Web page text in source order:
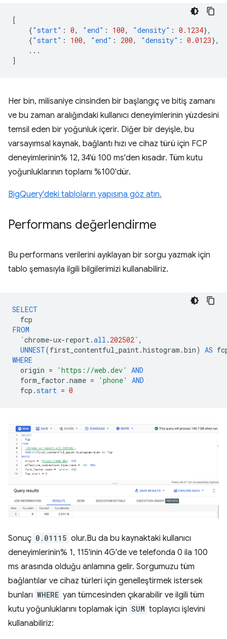
[
{"start" : 0, "end" : 100, "density" : 0.1234},
{"start" : 100, "end" : 200, "density" : 0.0123},
...
]
Her bin, milisaniye cinsinden bir başlangıç ve bitiş zamanı
ve bu zaman aralığındaki kullanıcı deneyimlerinin yüzdesini
temsil eden bir yoğunluk içerir. Diğer bir deyişle, bu
varsayımsal kaynak, bağlantı hızı ve cihaz türü için FCP
deneyimlerinin% 12, 34'ü 100 ms'den kısadır. Tüm kutu
yoğunluklarının toplamı %100'dür.
BigQuery'deki tabloların yapısına göz atın.
Performans değerlendirme
Bu performans verilerini ayıklayan bir sorgu yazmak için
tablo şemasıyla ilgili bilgilerimizi kullanabiliriz.
SELECT
fcp
FROM
`chrome-ux-report .all . 202502 ` ,
UNNEST(first_contentful_paint .histogram .bin) AS
WHERE
origin = 'https://web.dev'
AND
form_factor .name = 'phone'
AND
fcp .start = 0
Sonuç 0.01115 olur.Bu da bu kaynaktaki kullanıcı
deneyimlerinin% 1, 115'inin 4G'de ve telefonda 0 ila 100
ms arasında olduğu anlamına gelir. Sorgumuzu tüm
bağlantılar ve cihaz türleri için genelleştirmek istersek
bunları WHERE yan tümcesinden çıkarabilir ve ilgili tüm
kutu yoğunluklarını toplamak için SUM toplayıcı işlevini
kullanabiliriz: